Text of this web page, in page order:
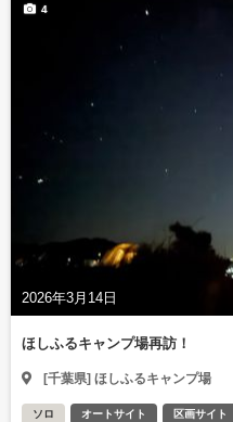
2026年3月14日
4
ほしふるキャンプ場再訪！
[千葉県] ほしふるキャンプ場
ソロ オートサイト 区画サイト